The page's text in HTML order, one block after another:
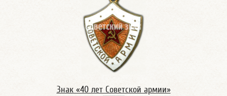
Знак «40 лет Советской армии»